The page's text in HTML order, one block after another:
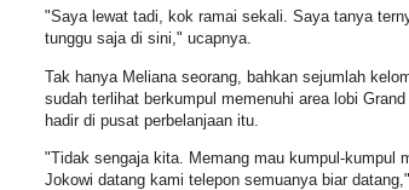
"Saya lewat tadi, kok ramai sekali. Saya tanya
tunggu saja di sini," ucapnya.
Tak hanya Meliana seorang, bahkan sejumlah
sudah terlihat berkumpul memenuhi area lobi
hadir di pusat perbelanjaan itu.
"Tidak sengaja kita. Memang mau kumpul-kumpul
Jokowi datang kami telepon semuanya biar datang,"